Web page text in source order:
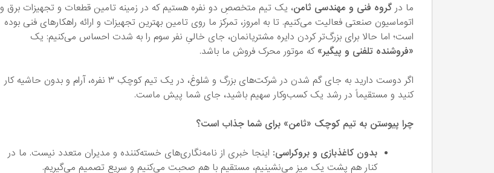
ما در گروه فنی و مهندسی ثامن، یک تیم متخصصِ دو نفره هستیم که در زمینه تامین قطعات و تجهیزات برق و
اتوماسیون صنعتی فعالیت می‌کنیم. تا به امروز، تمرکز ما روی تامین بهترین تجهیزات و ارائه راهکارهای فنی بوده
است؛ اما حالا برای بزرگ‌تر کردن دایره مشتریانمان، جای خالیِ نفر سوم را به شدت احساس می‌کنیم: یک
«فروشنده تلفنی و پیگیر»که موتور محرک فروش ما باشد.
اگر دوست دارید به جای گم شدن در شرکت‌های بزرگ و شلوغ، در یک تیم کوچکِ ۳ نفره، آرام و بدون حاشیه کار
کنید و مستقیماً در رشد یک کسب‌وکار سهیم باشید، جای شما پیش ماست.
چرا پیوستن به تیم کوچک «ثامن» برای شما جذاب است؟
بدون کاغذبازی و بروکراسی: اینجا خبری از نامه‌نگاری‌های خسته‌کننده و مدیران متعدد نیست. ما در
کنار هم پشت یک میز می‌نشینیم، مستقیم با هم صحبت می‌کنیم و سریع تصمیم می‌گیریم.